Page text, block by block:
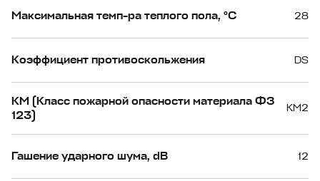
Максимальная темп-ра теплого пола, °С 28
Коэффициент противоскольжения DS
КМ (Класс пожарной опасности материала ФЗ
123)
КМ2
Гашение ударного шума, dB 12